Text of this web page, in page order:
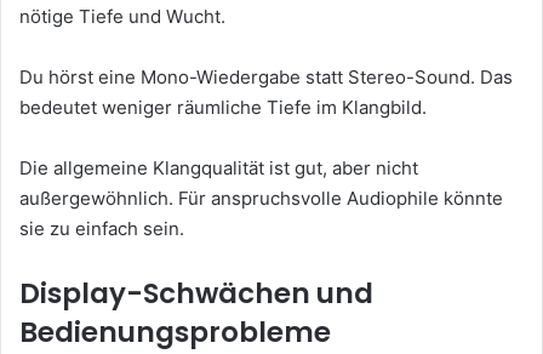
nötige Tiefe und Wucht.
Du hörst eine Mono-Wiedergabe statt Stereo-Sound. Das
bedeutet weniger räumliche Tiefe im Klangbild.
Die allgemeine Klangqualität ist gut, aber nicht
außergewöhnlich. Für anspruchsvolle Audiophile könnte
sie zu einfach sein.
Display-Schwächen und
Bedienungsprobleme